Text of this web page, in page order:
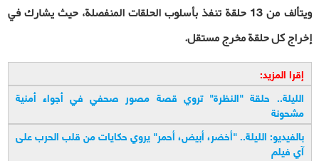
ويتألف من 13 حلقة تنفذ بأسلوب الحلقات المنفصلة، حيث يشارك في
إخراج كل حلقة مخرج مستقل.
إقرا المزيد:
الليلة.. حلقة "النظرة" تروي قصة مصور صحفي في أجواء أمنية
مشحونة
بالفيديو: الليلة.. "أخضر، أبيض، أحمر" يروي حكايات من قلب الحرب على
آي فيلم